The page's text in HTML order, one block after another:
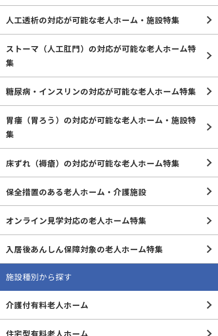
人工透析の対応が可能な老人ホーム・施設特集
ストーマ（人工肛門）の対応が可能な老人ホーム特
集
糖尿病・インスリンの対応が可能な老人ホーム特集
胃瘻（胃ろう）の対応が可能な老人ホーム・施設特
集
床ずれ（褥瘡）の対応が可能な老人ホーム特集
保全措置のある老人ホーム・介護施設
オンライン見学対応の老人ホーム特集
入居後あんしん保障対象の老人ホーム特集
施設種別から探す
介護付有料老人ホーム
住宅型有料老人ホーム